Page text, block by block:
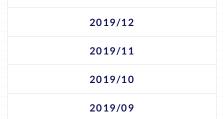
2019/12
2019/11
2019/10
2019/09